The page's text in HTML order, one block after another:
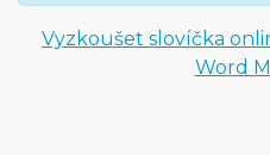
Vyzkoušet slovíčka
Word